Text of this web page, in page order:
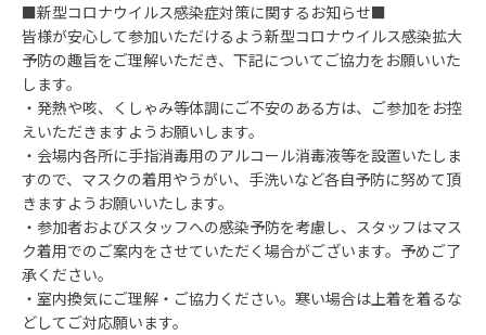
■新型コロナウイルス感染症対策に関するお知らせ■
皆様が安心して参加いただけるよう新型コロナウイルス感染拡大
予防の趣旨をご理解いただき、下記についてご協力をお願いいた
します。
・発熱や咳、くしゃみ等体調にご不安のある方は、ご参加をお控
えいただきますようお願いします。
・会場内各所に手指消毒用のアルコール消毒液等を設置いたしま
すので、マスクの着用やうがい、手洗いなど各自予防に努めて頂
きますようお願いいたします。
・参加者およびスタッフへの感染予防を考慮し、スタッフはマス
ク着用でのご案内をさせていただく場合がございます。予めご了
承ください。
・室内換気にご理解・ご協力ください。寒い場合は上着を着るな
どしてご対応願います。